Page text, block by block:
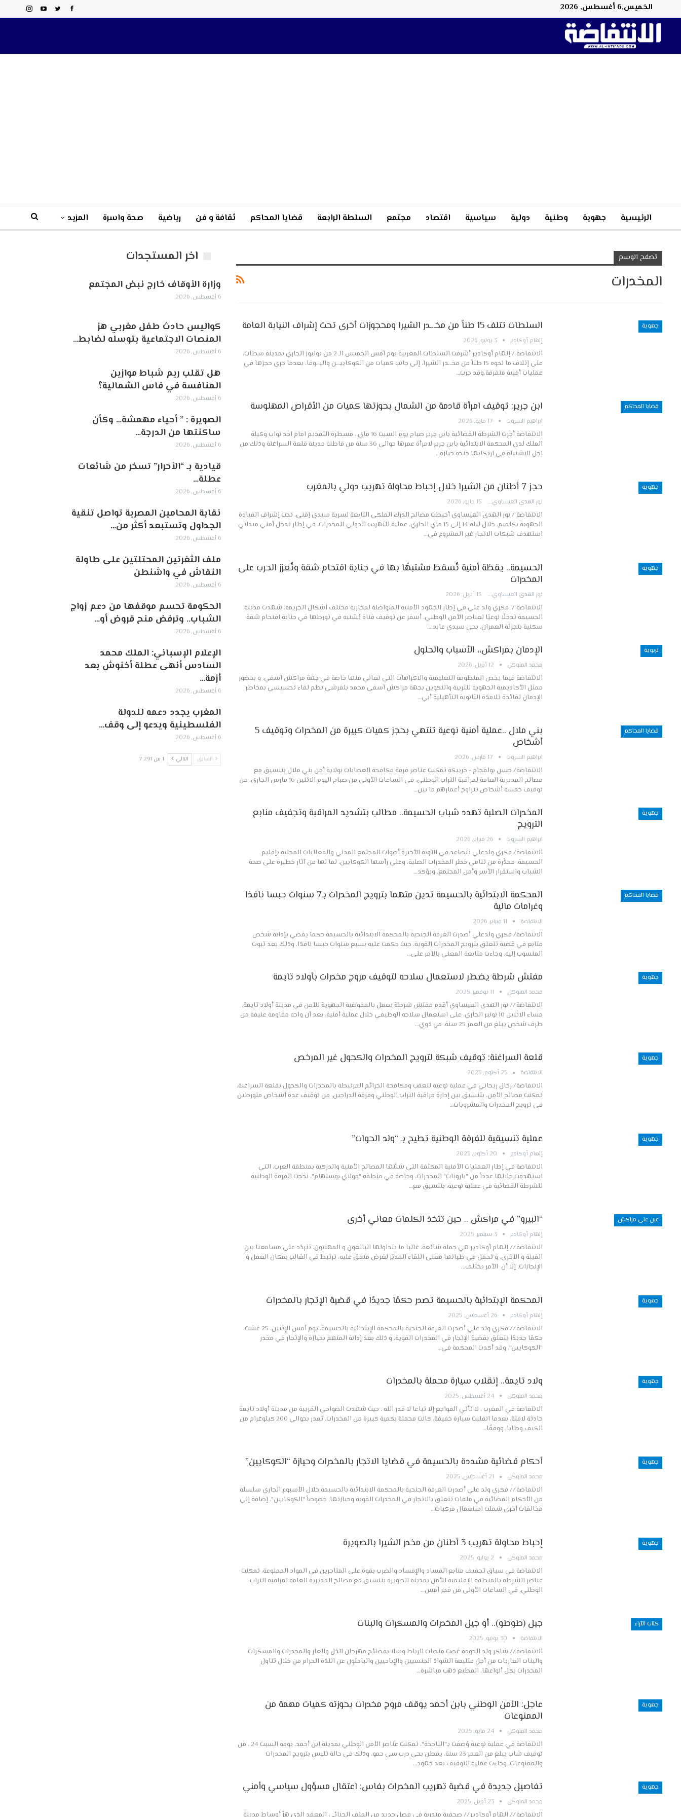
الخميس,6 أغسطس, 2026
الرئيسية جهوية وطنية دولية سياسية اقتصاد مجتمع السلطة الرابعة قضايا المحاكم ثقافة و فن رياضية صحة واسرة المزيد
تصفح الوسم
المخدرات
جهوية السلطات تتلف 15 طناً من مخـ.ـدر الشيرا ومحجوزات أخرى تحت إشراف النيابة العامة
إلهام أوكادير 3 يوليو, 2026
الانتفاضة / إلهام أوكادير أشرفت السلطات المغربية يوم أمس الخميس الـ 2 من يوليوز الجاري بمدينة سطات،
على إتلاف ما نحوه 15 طناً من مخـ.ـدر الشيرا، إلى جانب كميات من الكوكاييـ.ـن والبـ.ـوفا، بعدما جرى حجزها في
عمليات أمنية متفرقة.وقد جرت…
قضايا المحاكم ابن جرير: توقيف امرأة قادمة من الشمال بحوزتها كميات من الأقراص المهلوسة
ابراهيم السروت 17 مايو, 2026
الانتفاضة أجرت الشرطة القضائية بابن جرير صباح يوم السبت 16 ماي ، مسطرة التقديم امام احد نواب وكيلة
الملك لدى المحكمة الابتدائية بابن جرير لامرأة عمرها حوالي 36 سنة من قاطنة مدينة قلعة السراغنة وذلك من
اجل الاشتباه في ارتكابها جنحة حيازة…
جهوية حجز 7 أطنان من الشيرا خلال إحباط محاولة تهريب دولي بالمغرب
نور الهدى العيساوي 15 مايو, 2026
الانتفاضة / نور الهدى العيساوي أحبطت مصالح الدرك الملكي التابعة لسرية سيدي إفني، تحت إشراف القيادة
الجهوية بكلميم، خلال ليلة 14 إلى 15 ماي الجاري، عملية للتهريب الدولي للمخدرات، في إطار تدخل أمني ميداني
استهدف شبكات الاتجار غير المشروع في…
جهوية
الحسيمة.. يقظة أمنية تُسقط مشتبهًا بها في جناية اقتحام شقة وتُعزز الحرب على
المخدرات
نور الهدى العيساوي 15 أبريل, 2026
الانتفاضة / فكري ولد علي في إطار الجهود الأمنية المتواصلة لمحاربة مختلف أشكال الجريمة، شهدت مدينة
الحسيمة تدخلًا نوعيًا لعناصر الأمن الوطني، أسفر عن توقيف فتاة يُشتبه في تورطها في جناية اقتحام شقة
سكنية بتجزئة العمران، بحي سيدي عابد.…
تربوية الإدمان بمراكش،، الأسباب والحلول
محمد المتوكل 12 أبريل, 2026
الانتفاضة فيما يخص المنظومة التعليمية والاكراهات التي تعاني منها خاصة في جهة مراكش آسفي، و بحضور
ممثل الأكاديمية الجهوية للتربية والتكوين بجهة مراكش آسفي محمد بلقرشي نظم لقاء تحسيسي بمخاطر
الإدمان لفائدة تلامذة الثانوية التأهيلية أبي…
قضايا المحاكم
بني ملال ..عملية أمنية نوعية تنتهي بحجز كميات كبيرة من المخدرات وتوقيف 5
أشخاص
ابراهيم السروت 17 مارس, 2026
الانتفاضة/ حسن بولقجام - خريبكة تمكنت عناصر فرقة مكافحة العصابات بولاية أمن بني ملال بتنسيق مع
مصالح المديرية العامة لمراقبة التراب الوطني، في الساعات الأولى من صباح اليوم الاثنين 16 مارس الجاري، من
توقيف خمسة أشخاص تتراوح أعمارهم ما بين…
جهوية
المخدرات الصلبة تهدد شباب الحسيمة.. مطالب بتشديد المراقبة وتجفيف منابع
الترويج
ابراهيم السروت 26 فبراير, 2026
الانتفاضة/ فكري ولدعلي تتصاعد في الآونة الأخيرة أصوات المجتمع المدني والفعاليات المحلية بإقليم
الحسيمة، محذّرة من تنامي خطر المخدرات الصلبة، وعلى رأسها الكوكايين، لما لها من آثار خطيرة على صحة
الشباب واستقرار الأسر وأمن المجتمع. ويؤكد…
قضايا المحاكم
المحكمة الابتدائية بالحسيمة تدين متهما بترويج المخدرات بـ7 سنوات حبسا نافذا
وغرامات مالية
الانتفاضة 11 فبراير, 2026
الانتفاضة/ فكري ولدعلي أصدرت الغرفة الجنحية بالمحكمة الابتدائية بالحسيمة حكما يقضي بإدانة شخص
متابع في قضية تتعلق بترويج المخدرات القوية، حيث حكمت عليه بسبع سنوات حبسا نافذا، وذلك بعد ثبوت
المنسوب إليه. وجاءت متابعة المعني بالأمر على…
جهوية مفتش شرطة يضطر لاستعمال سلاحه لتوقيف مروج مخدرات بأولاد تايمة
محمد المتوكل 11 نوفمبر, 2025
الانتفاضة // نور الهدى العيساوي أقدم مفتش شرطة يعمل بالمفوضية الجهوية للأمن في مدينة أولاد تايمة،
مساء الاثنين 10 نونبر الجاري، على استعمال سلاحه الوظيفي خلال عملية أمنية، بعد أن واجه مقاومة عنيفة من
طرف شخص يبلغ من العمر 25 سنة، من ذوي…
جهوية قلعة السراغنة: توقيف شبكة لترويج المخدرات والكحول غير المرخص
الانتفاضة 25 أكتوبر, 2025
الانتفاضة/ رحال ريحاني في عملية نوعية لتعقب ومكافحة الجرائم المرتبطة بالمخدرات والكحول بقلعة السراغنة،
تمكنت مصالح الأمن، بتنسيق بين إدارة مراقبة التراب الوطني وفرقة الدراجين، من توقيف عدة أشخاص متورطين
في ترويج المخدرات والمشروبات…
جهوية عملية تنسيقية للفرقة الوطنية تطيح بـ “ولد الحوات”
إلهام أوكادير 20 أكتوبر, 2025
الانتفاضة في إطار العمليات الأمنية المكثفة التي شنَّتها المصالح الأمنية والدركية بمنطقة الغرب، التي
استهدفت خلالها عدداً من "بارونات" المخدرات، وخاصة في منطقة "مولاي بوسلهام"، نجحت الفرقة الوطنية
للشرطة القضائية في عملية نوعية، بتنسيق مع…
عين على مراكش “البيرو” في مراكش .. حين تتخذ الكلمات معاني أخرى
إلهام أوكادير 3 سبتمبر, 2025
الانتفاضة // إلهام أوكادير هي جملة شائعة، غالبا ما يتداولها البالغون و المهنيون، تتردّد على مسامعنا بين
الفينة و الأخرى، و تحمل في طياتها معنى اللقاء المدبّر لغرض متفق عليه، ترتبط في الغالب بمكان العمل و
الإنجازات، إلا أن الأمر يختلف…
جهوية المحكمة الإبتدائية بالحسيمة تصدر حكمًا جديدًا في قضية الإتجار بالمخدرات
إلهام أوكادير 26 أغسطس, 2025
الانتفاضة // فكري ولد علي أصدرت الغرفة الجنحية بالمحكمة الإبتدائية بالحسيمة، يوم أمس الإثنين، 25 غشت،
حكمًا جديدًا يتعلق بقضية الإتجار في المخدرات القوية، و ذلك بعد إدانة المتهم بحيازة والإتجار في مخدر
"الكوكايين". وقد أكدت المحكمة في…
جهوية ولاد تايمة.. إنقلاب سيارة محملة بالمخدرات
محمد المتوكل 24 أغسطس, 2025
الانتفاضة في المغرب ، لا تأتي الفواجع إلا تباعا لا قدر الله ، حيث شهدت الضواحي القريبة من مدينة أولاد تايمة
حادثة لافتة، بعدما انقلبت سيارة خفيفة، كانت محملة بكمية كبيرة من المخدرات، تقدر بحوالي 200 كيلوغرام من
الكيف وطابا. ووفقًا…
جهوية أحكام قضائية مشددة بالحسيمة في قضايا الاتجار بالمخدرات وحيازة “الكوكايين”
محمد المتوكل 21 أغسطس, 2025
الانتفاضة // فكري ولد علي أصدرت الغرفة الجنحية بالمحكمة الابتدائية بالحسيمة خلال الأسبوع الجاري سلسلة
من الأحكام القضائية في ملفات تتعلق بالاتجار في المخدرات القوية وحيازتها، خصوصاً "الكوكايين"، إضافة إلى
مخالفات أخرى شملت استعمال مركبات…
جهوية إحباط محاولة تهريب 3 أطنان من مخدر الشيرا بالصويرة
محمد المتوكل 2 يوليو, 2025
الانتفاضة في سياق تجفيف منابع الفساد والإفساد والضرب بقوة على المتاجرين في المواد الممنوعة، تمكنت
عناصر الشرطة بالمنطقة الإقليمية للأمن بمدينة الصويرة بتنسيق مع مصالح المديرية العامة لمراقبة التراب
الوطني، في الساعات الأولى من فجر أمس…
كتاب الآراء جيل (طوطو).. أو جيل المخدرات والمسكرات والبنات
الانتفاضة 30 يونيو, 2025
الانتفاضة // شاكر ولد الحومة غصت منصات الرباط وسلا بفضائح مهرجان الذل والعار والمخدرات والمسكرات
والبنات العاريات من أجل متلبعة الشواذ الجنسيين والإباحيين والباحثون عن اللذة الحرام من خلال تناول
المخدرات بكل أنواعها. القطيع ذهب مباشرة…
جهوية
عاجل: الأمن الوطني بابن أحمد يوقف مروج مخدرات بحوزته كميات مهمة من
الممنوعات
محمد المتوكل 24 مايو, 2025
الانتفاضة في عملية نوعية وُصفت بـ"الناجحة"، تمكنت عناصر الأمن الوطني بمدينة ابن أحمد، يومه السبت 24 ، من
توقيف شاب يبلغ من العمر 23 سنة، يقطن بحي درب سي حمو، وذلك في حالة تلبس بترويج المخدرات
والممنوعات. وجاءت عملية التوقيف بعد جهود…
جهوية تفاصيل جديدة في قضية تهريب المخدرات بفاس: اعتقال مسؤول سياسي وأمني
محمد المتوكل 23 أبريل, 2025
الانتفاضة // إلهام أوكادير // صحفية متدربة في فصل جديد من الملف الجنائي المعقد الذي هزّ أوساط مدينة
اخر المستجدات
وزارة الأوقاف خارج نبض المجتمع
6 أغسطس, 2026
كواليس حادث طفل مغربي هز
المنصات الاجتماعية بتوسله لضابط…
6 أغسطس, 2026
هل تقلب ريم شباط موازين
المنافسة في فاس الشمالية؟
6 أغسطس, 2026
الصويرة : ” أحياء مهمشة… وكأن
ساكنتها من الدرجة…
6 أغسطس, 2026
قيادية بـ “الأحرار” تسخر من شائعات
عطلة…
6 أغسطس, 2026
نقابة المحامين المصرية تواصل تنقية
الجداول وتستبعد أكثر من…
6 أغسطس, 2026
ملف الثغرتين المحتلتين على طاولة
النقاش في واشنطن
6 أغسطس, 2026
الحكومة تحسم موقفها من دعم زواج
الشباب.. وترفض منح قروض أو…
6 أغسطس, 2026
الإعلام الإسباني: الملك محمد
السادس أنهى عطلة أخنوش بعد
أزمة…
6 أغسطس, 2026
المغرب يجدد دعمه للدولة
الفلسطينية ويدعو إلى وقف…
6 أغسطس, 2026
السابق التالي 1 من 7٬291